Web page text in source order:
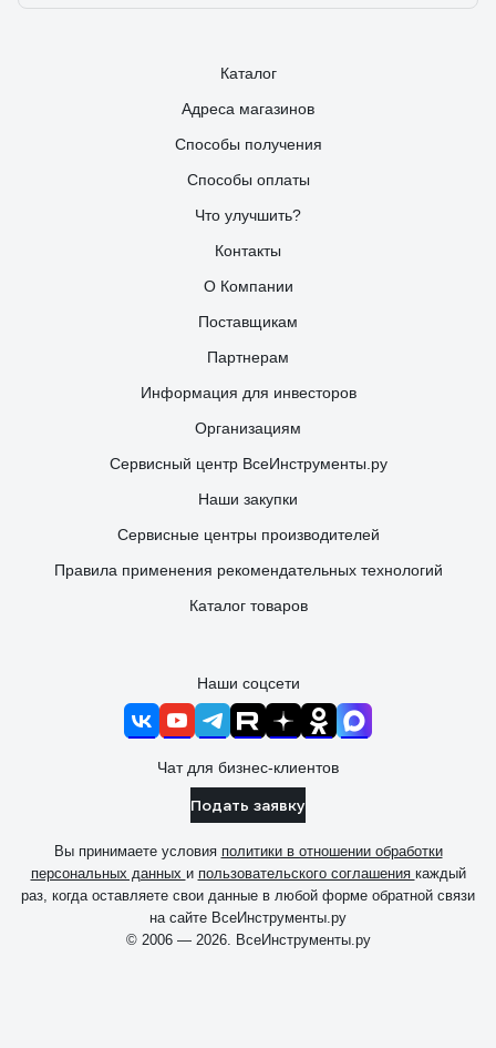
Каталог
Адреса магазинов
Способы получения
Способы оплаты
Что улучшить?
Контакты
О Компании
Поставщикам
Партнерам
Информация для инвесторов
Организациям
Сервисный центр ВсеИнструменты.ру
Наши закупки
Сервисные центры производителей
Правила применения рекомендательных технологий
Каталог товаров
Наши соцсети
Чат для бизнес-клиентов
Подать заявку
Вы принимаете условия политики в отношении обработки
персональных данных и пользовательского соглашения каждый
раз, когда оставляете свои данные в любой форме обратной связи
на сайте ВсеИнструменты.ру
© 2006 — 2026. ВсеИнструменты.ру